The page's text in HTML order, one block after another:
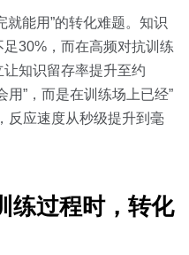
就能用”的转化难题。知识
30%，而在高频对抗训练
知识留存率提升至约
用”，而是在训练场上已经”
反应速度从秒级提升到毫
练过程时，转化